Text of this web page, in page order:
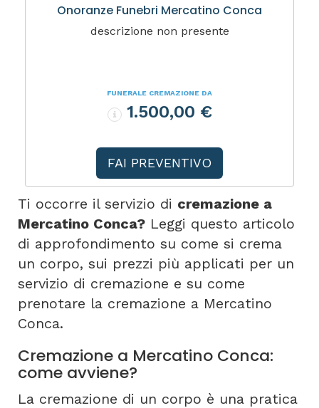
Onoranze Funebri Mercatino Conca
descrizione non presente
FUNERALE CREMAZIONE DA
1.500,00 €
FAI PREVENTIVO
Ti occorre il servizio di cremazione a
Mercatino Conca? Leggi questo articolo
di approfondimento su come si crema
un corpo, sui prezzi più applicati per un
servizio di cremazione e su come
prenotare la cremazione a Mercatino
Conca.
Cremazione a Mercatino Conca:
come avviene?
La cremazione di un corpo è una pratica